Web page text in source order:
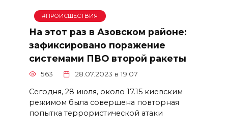
#ПРОИСШЕСТВИЯ
На этот раз в Азовском районе:
зафиксировано поражение
системами ПВО второй ракеты
563 28.07.2023 в 19:07
Сегодня, 28 июля, около 17.15 киевским
режимом была совершена повторная
попытка террористической атаки